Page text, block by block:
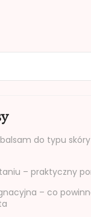
do typu
– praktyczny
– co